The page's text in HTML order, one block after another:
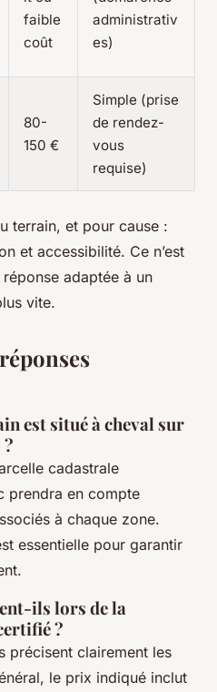
faible
coût
administrativ
es)
80-
150 €
Simple (prise
de rendez-
vous
requise)
terrain, et pour cause :
et accessibilité. Ce n’est
adaptée à un
vite.
est situé à cheval sur
cadastrale
prendra en compte
à chaque zone.
essentielle pour garantir
ils lors de la
?
précisent clairement les
le prix indiqué inclut